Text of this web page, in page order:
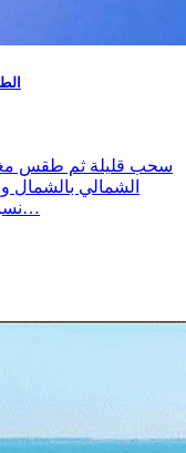
سحب قليلة ثم طقس
الشمالي بالشمال
نسبيا قرب السواحل بالجنوب مع دواوير رملية…